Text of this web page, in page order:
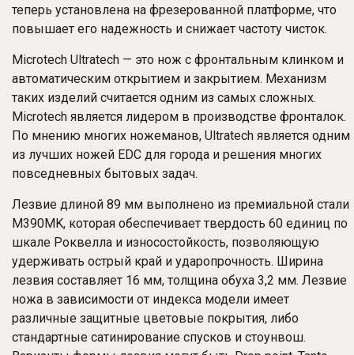
теперь установлена на фрезерованной платформе, что
повышает его надежность и снижает частоту чисток.
Microtech Ultratech — это нож с фронтальным клинком и
автоматическим открытием и закрытием. Механизм
таких изделий считается одним из самых сложных.
Microtech является лидером в производстве фронталок.
По мнению многих ножеманов, Ultratech является одним
из лучших ножей EDC для города и решения многих
повседневных бытовых задач.
Лезвие длиной 89 мм выполнено из премиальной стали
M390MK, которая обеспечивает твердость 60 единиц по
шкале Роквелла и износостойкость, позволяющую
удерживать острый край и ударопрочность. Ширина
лезвия составляет 16 мм, толщина обуха 3,2 мм. Лезвие
ножа в зависимости от индекса модели имеет
различные защитные цветовые покрытия, либо
стандартные сатинирование спусков и стоунвош.